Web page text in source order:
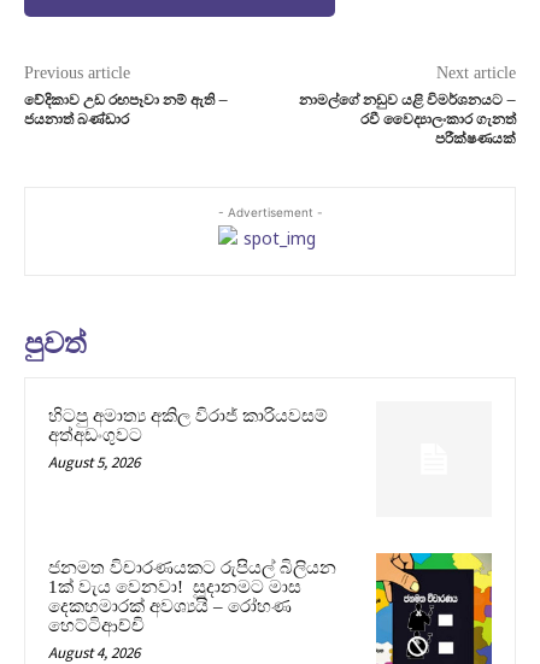
Previous article
වේදිකාව උඩ රඟපෑවා නම් ඇති –
ජයනාත් බණ්ඩාර
Next article
නාමල්ගේ නඩුව යළි විමර්ශනයට –
රවී වෛද්‍යාලංකාර ගැනත්
පරීක්ෂණයක්
- Advertisement -
පුවත්
හිටපු අමාත්‍ය අකිල විරාජ් කාරියවසම්
අත්අඩංගුවට
August 5, 2026
ජනමත විචාරණයකට රුපියල් බිලියන
1ක් වැය වෙනවා! සූදානමට මාස
දෙකහමාරක් අවශ්‍යයි – රෝහණ
හෙට්ටිආච්චි
August 4, 2026